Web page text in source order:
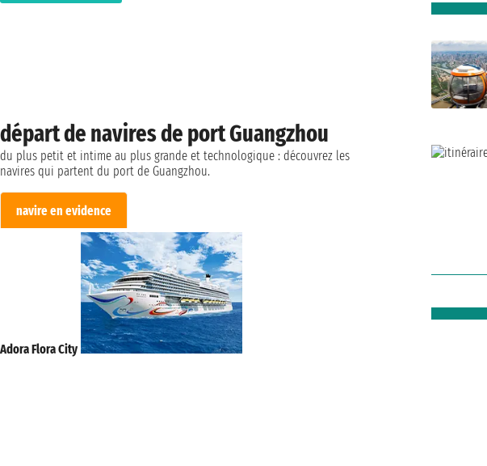
départ de navires de port Guangzhou
du plus petit et intime au plus grande et technologique : découvrez les
navires qui partent du port de Guangzhou.
navire en evidence
Adora Flora City